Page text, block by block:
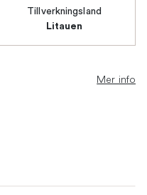
Tillverkningsland
Litauen
Mer info